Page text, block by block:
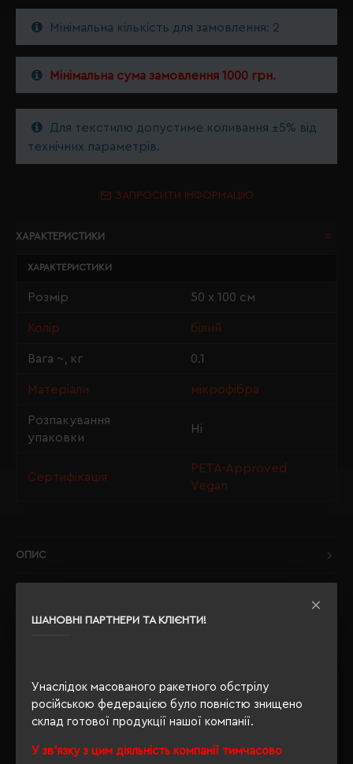
ШАНОВНІ ПАРТНЕРИ ТА КЛІЄНТИ!
Унаслідок масованого ракетного обстрілу
російською федерацією було повністю знищено
склад готової продукції нашої компанії.
У зв'язку з цим діяльність компанії тимчасово
Мінімальна кількість для замовлення: 2
Мінімальна сума замовлення 1000 грн.
Для текстилю допустиме коливання ±5% від
технічних параметрів.
ЗАПРОСИТИ ІНФОРМАЦІЮ
ХАРАКТЕРИСТИКИ
ХАРАКТЕРИСТИКИ
Розмір 50 х 100 см
Колір білий
Вага ~, кг 0.1
Матеріали мікрофібра
Розпакування
упаковки
Ні
Сертифікація
PETA-Approved
Vegan
ОПИС